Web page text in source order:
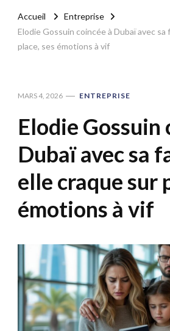
Accueil
Entreprise
Elodie Gossuin coincée à Dubaï avec sa
place, ses émotions à vif
MARS 4, 2026 ENTREPRISE
Elodie Gossuin
Dubaï avec sa
elle craque sur
émotions à vif